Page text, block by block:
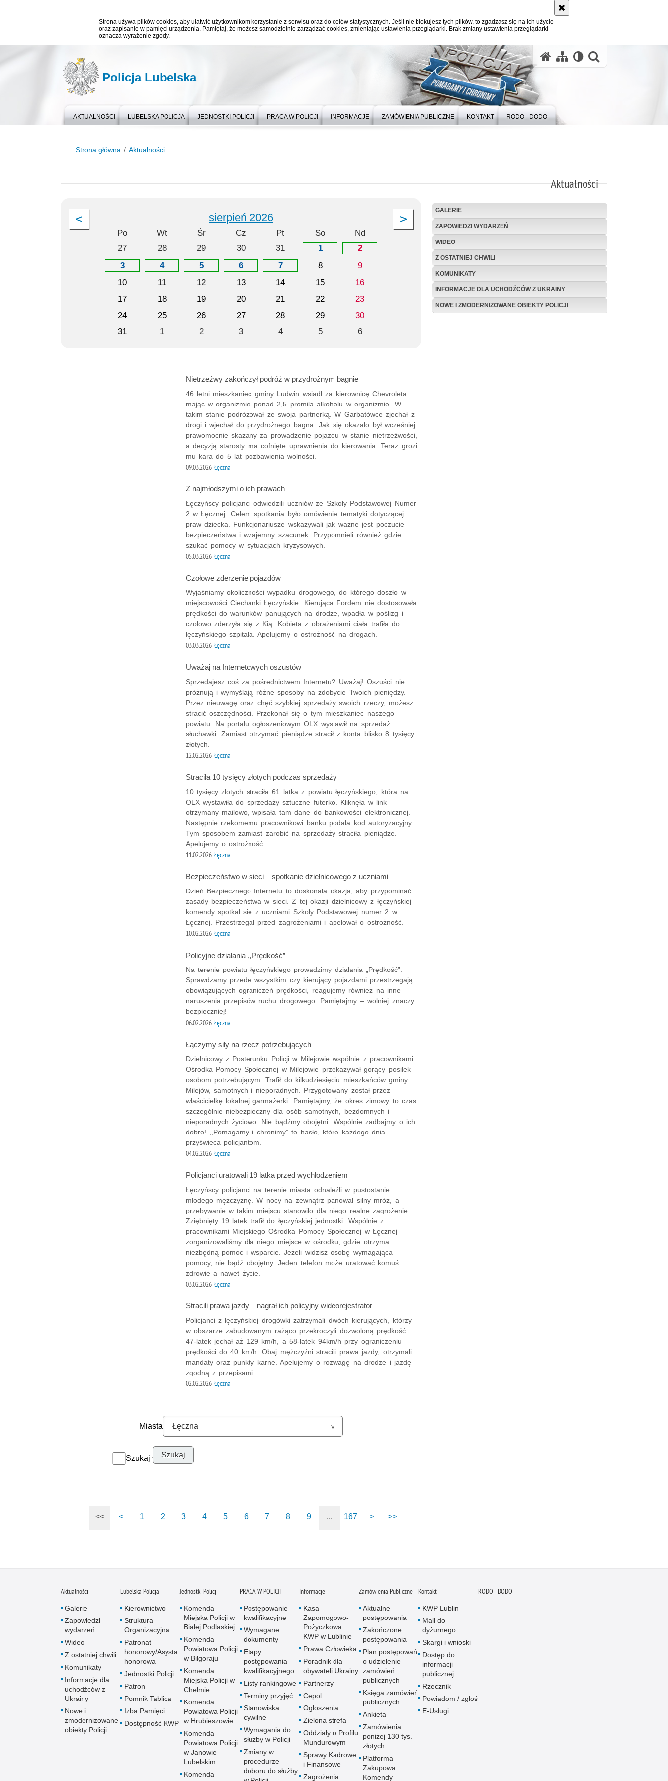
Strona używa plików cookies, aby ułatwić użytkownikom korzystanie z serwisu oraz do celów statystycznych. Jeśli nie blokujesz tych plików, to zgadzasz się na ich użycie
oraz zapisanie w pamięci urządzenia. Pamiętaj, że możesz samodzielnie zarządzać cookies, zmieniając ustawienia przeglądarki. Brak zmiany ustawienia przeglądarki
oznacza wyrażenie zgody.
Policja Lubelska
AKTUALNOŚCI LUBELSKA POLICJA JEDNOSTKI POLICJI PRACA W POLICJI INFORMACJE ZAMÓWIENIA PUBLICZNE KONTAKT RODO - DODO
Strona główna Aktualności
Aktualności
sierpień 2026
Po Wt Śr Cz Pt So
Nd
27
28 29 30 31 1
2
3
4 5 6 7 8
9
10
11 12 13 14 15
16
17
18 19 20 21 22
23
24
25 26 27 28 29
30
31
1 2 3 4 5 6
Nietrzeźwy zakończył podróż w przydrożnym bagnie
46 letni mieszkaniec gminy Ludwin wsiadł za kierownicę Chevroleta
mając w organizmie ponad 2,5 promila alkoholu w organizmie. W
takim stanie podróżował ze swoja partnerką. W Garbatówce zjechał z
drogi i wjechał do przydrożnego bagna. Jak się okazało był wcześniej
prawomocnie skazany za prowadzenie pojazdu w stanie nietrzeźwości,
a decyzją starosty ma cofnięte uprawnienia do kierowania. Teraz grozi
mu kara do 5 lat pozbawienia wolności.
09.03.2026 Łęczna
Z najmłodszymi o ich prawach
Łęczyńscy policjanci odwiedzili uczniów ze Szkoły Podstawowej Numer
2 w Łęcznej. Celem spotkania było omówienie tematyki dotyczącej
praw dziecka. Funkcjonariusze wskazywali jak ważne jest poczucie
bezpieczeństwa i wzajemny szacunek. Przypomnieli również gdzie
szukać pomocy w sytuacjach kryzysowych.
05.03.2026 Łęczna
Czołowe zderzenie pojazdów
Wyjaśniamy okoliczności wypadku drogowego, do którego doszło w
miejscowości Ciechanki Łęczyńskie. Kierująca Fordem nie dostosowała
prędkości do warunków panujących na drodze, wpadła w poślizg i
czołowo zderzyła się z Kią. Kobieta z obrażeniami ciała trafiła do
łęczyńskiego szpitala. Apelujemy o ostrożność na drogach.
03.03.2026 Łęczna
Uważaj na Internetowych oszustów
Sprzedajesz coś za pośrednictwem Internetu? Uważaj! Oszuści nie
próżnują i wymyślają różne sposoby na zdobycie Twoich pieniędzy.
Przez nieuwagę oraz chęć szybkiej sprzedaży swoich rzeczy, możesz
stracić oszczędności. Przekonał się o tym mieszkaniec naszego
powiatu. Na portalu ogłoszeniowym OLX wystawił na sprzedaż
słuchawki. Zamiast otrzymać pieniądze stracił z konta blisko 8 tysięcy
złotych.
12.02.2026 Łęczna
Straciła 10 tysięcy złotych podczas sprzedaży
10 tysięcy złotych straciła 61 latka z powiatu łęczyńskiego, która na
OLX wystawiła do sprzedaży sztuczne futerko. Kliknęła w link
otrzymany mailowo, wpisała tam dane do bankowości elektronicznej.
Następnie rzekomemu pracownikowi banku podała kod autoryzacyjny.
Tym sposobem zamiast zarobić na sprzedaży straciła pieniądze.
Apelujemy o ostrożność.
11.02.2026 Łęczna
Bezpieczeństwo w sieci – spotkanie dzielnicowego z uczniami
Dzień Bezpiecznego Internetu to doskonała okazja, aby przypominać
zasady bezpieczeństwa w sieci. Z tej okazji dzielnicowy z łęczyńskiej
komendy spotkał się z uczniami Szkoły Podstawowej numer 2 w
Łęcznej. Przestrzegał przed zagrożeniami i apelował o ostrożność.
10.02.2026 Łęczna
Policyjne działania ,,Prędkość”
Na terenie powiatu łęczyńskiego prowadzimy działania „Prędkość”.
Sprawdzamy przede wszystkim czy kierujący pojazdami przestrzegają
obowiązujących ograniczeń prędkości, reagujemy również na inne
naruszenia przepisów ruchu drogowego. Pamiętajmy – wolniej znaczy
bezpieczniej!
06.02.2026 Łęczna
Łączymy siły na rzecz potrzebujących
Dzielnicowy z Posterunku Policji w Milejowie wspólnie z pracownikami
Ośrodka Pomocy Społecznej w Milejowie przekazywał gorący posiłek
osobom potrzebującym. Trafił do kilkudziesięciu mieszkańców gminy
Milejów, samotnych i nieporadnych. Przygotowany został przez
właścicielkę lokalnej garmażerki. Pamiętajmy, że okres zimowy to czas
szczególnie niebezpieczny dla osób samotnych, bezdomnych i
nieporadnych życiowo. Nie bądźmy obojętni. Wspólnie zadbajmy o ich
dobro! ,,Pomagamy i chronimy” to hasło, które każdego dnia
przyświeca policjantom.
04.02.2026 Łęczna
Policjanci uratowali 19 latka przed wychłodzeniem
Łęczyńscy policjanci na terenie miasta odnaleźli w pustostanie
młodego mężczyznę. W nocy na zewnątrz panował silny mróz, a
przebywanie w takim miejscu stanowiło dla niego realne zagrożenie.
Zziębnięty 19 latek trafił do łęczyńskiej jednostki. Wspólnie z
pracownikami Miejskiego Ośrodka Pomocy Społecznej w Łęcznej
zorganizowaliśmy dla niego miejsce w ośrodku, gdzie otrzyma
niezbędną pomoc i wsparcie. Jeżeli widzisz osobę wymagająca
pomocy, nie bądź obojętny. Jeden telefon może uratować komuś
zdrowie a nawet życie.
03.02.2026 Łęczna
Stracili prawa jazdy – nagrał ich policyjny wideorejestrator
Policjanci z łęczyńskiej drogówki zatrzymali dwóch kierujących, którzy
w obszarze zabudowanym rażąco przekroczyli dozwoloną prędkość.
47-latek jechał aż 129 km/h, a 58-latek 94km/h przy ograniczeniu
prędkości do 40 km/h. Obaj mężczyźni stracili prawa jazdy, otrzymali
mandaty oraz punkty karne. Apelujemy o rozwagę na drodze i jazdę
zgodną z przepisami.
02.02.2026 Łęczna
Miasta
Szukaj w archiwum
<< < 1 2 3 4 5 6 7 8 9 ... 167 > >>
GALERIE
ZAPOWIEDZI WYDARZEŃ
WIDEO
Z OSTATNIEJ CHWILI
KOMUNIKATY
INFORMACJE DLA UCHODŹCÓW Z UKRAINY
NOWE I ZMODERNIZOWANE OBIEKTY POLICJI
Aktualności
Galerie
Zapowiedzi
wydarzeń
Wideo
Z ostatniej chwili
Komunikaty
Informacje dla
uchodźców z
Ukrainy
Nowe i
zmodernizowane
obiekty Policji
Lubelska Policja
Kierownictwo
Struktura
Organizacyjna
Patronat
honorowy/Asysta
honorowa
Jednostki Policji
Patron
Pomnik Tablica
Izba Pamięci
Dostępność KWP
Jednostki Policji
Komenda
Miejska Policji w
Białej Podlaskiej
Komenda
Powiatowa Policji
w Biłgoraju
Komenda
Miejska Policji w
Chełmie
Komenda
Powiatowa Policji
w Hrubieszowie
Komenda
Powiatowa Policji
w Janowie
Lubelskim
Komenda
PRACA W POLICJI
Postępowanie
kwalifikacyjne
Wymagane
dokumenty
Etapy
postępowania
kwalifikacyjnego
Listy rankingowe
Terminy przyjęć
Stanowiska
cywilne
Wymagania do
służby w Policji
Zmiany w
procedurze
doboru do służby
Informacje
Kasa
Zapomogowo-
Pożyczkowa
KWP w Lublinie
Prawa Człowieka
Poradnik dla
obywateli Ukrainy
Partnerzy
Cepol
Ogłoszenia
Zielona strefa
Oddziały o Profilu
Mundurowym
Sprawy Kadrowe
i Finansowe
Zagrożenia
Zamówienia Publiczne
Aktualne
postępowania
Zakończone
postępowania
Plan postępowań
o udzielenie
zamówień
publicznych
Księga zamówień
publicznych
Ankieta
Zamówienia
poniżej 130 tys.
złotych
Platforma
Zakupowa
Komendy
Kontakt
KWP Lublin
Mail do
dyżurnego
Skargi i wnioski
Dostęp do
informacji
publicznej
Rzecznik
Powiadom / zgłoś
E-Usługi
RODO - DODO